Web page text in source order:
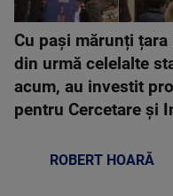
Cu pași mărunți
din urmă celelalte
acum, au investit
pentru Cercetare și
ROBERT HOARĂ